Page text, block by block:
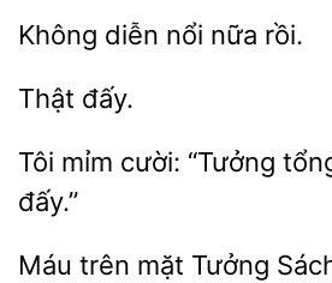
diễn nổi
Tôi “Tưởng
đấy.”
Máu
Tưởng